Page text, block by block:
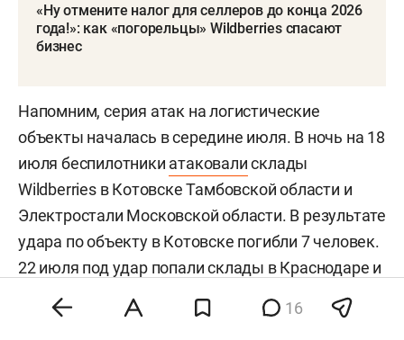
«Ну отмените налог для селлеров до конца 2026
года!»: как «погорельцы» Wildberries спасают
бизнес
Напомним, серия атак на логистические
объекты началась в середине июля. В ночь на 18
июля беспилотники атаковалисклады
Wildberries в Котовске Тамбовской области и
Электростали Московской области. В результате
удара по объекту в Котовске погибли 7 человек.
22 июля под удар попалисклады в Краснодаре и
Невинномысске. Пострадали пять человек,
одного госпитализировали, а в Невинномысске
16